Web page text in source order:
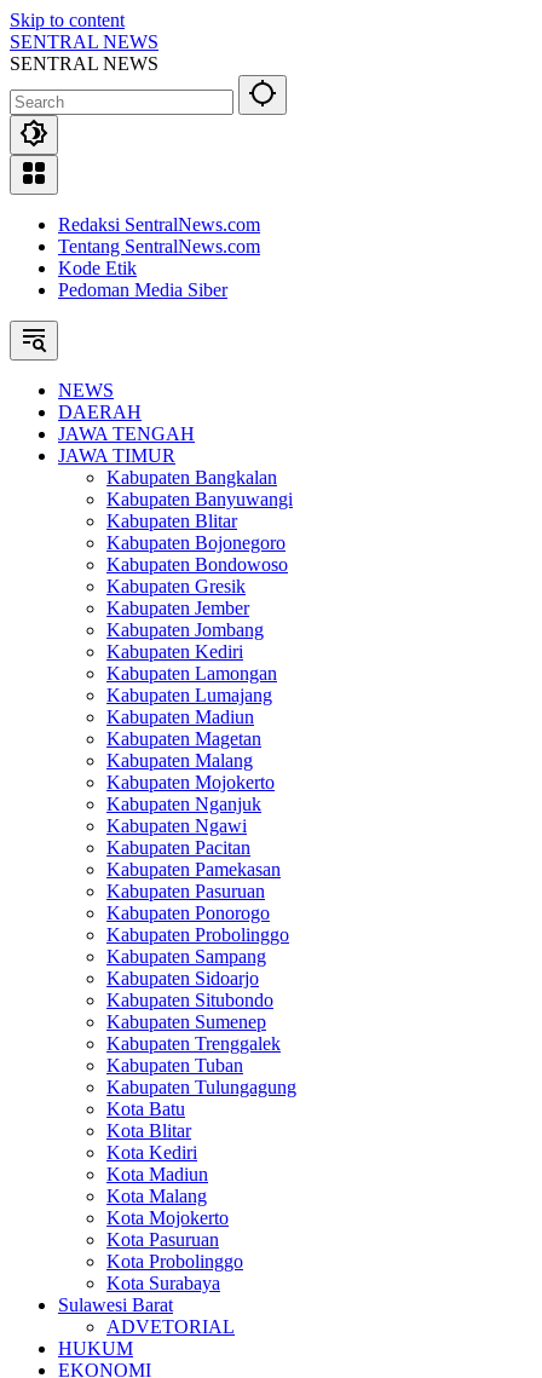
Skip to content
SENTRAL NEWS
SENTRAL NEWS
Redaksi SentralNews.com
Tentang SentralNews.com
Kode Etik
Pedoman Media Siber
NEWS
DAERAH
JAWA TENGAH
JAWA TIMUR
Kabupaten Bangkalan
Kabupaten Banyuwangi
Kabupaten Blitar
Kabupaten Bojonegoro
Kabupaten Bondowoso
Kabupaten Gresik
Kabupaten Jember
Kabupaten Jombang
Kabupaten Kediri
Kabupaten Lamongan
Kabupaten Lumajang
Kabupaten Madiun
Kabupaten Magetan
Kabupaten Malang
Kabupaten Mojokerto
Kabupaten Nganjuk
Kabupaten Ngawi
Kabupaten Pacitan
Kabupaten Pamekasan
Kabupaten Pasuruan
Kabupaten Ponorogo
Kabupaten Probolinggo
Kabupaten Sampang
Kabupaten Sidoarjo
Kabupaten Situbondo
Kabupaten Sumenep
Kabupaten Trenggalek
Kabupaten Tuban
Kabupaten Tulungagung
Kota Batu
Kota Blitar
Kota Kediri
Kota Madiun
Kota Malang
Kota Mojokerto
Kota Pasuruan
Kota Probolinggo
Kota Surabaya
Sulawesi Barat
ADVETORIAL
HUKUM
EKONOMI